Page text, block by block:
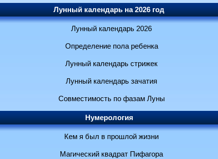
Лунный календарь на 2026 год
Лунный календарь 2026
Определение пола ребенка
Лунный календарь стрижек
Лунный календарь зачатия
Совместимость по фазам Луны
Нумерология
Кем я был в прошлой жизни
Магический квадрат Пифагора